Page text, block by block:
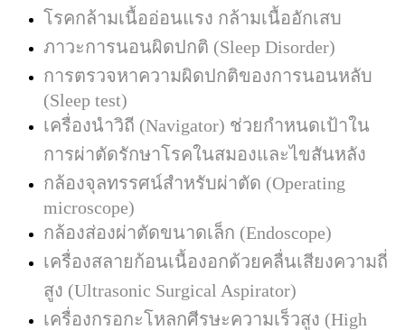
โรคกล้ามเนื้ออ่อนแรง กล้ามเนื้ออักเสบ
ภาวะการนอนผิดปกติ (Sleep Disorder)
การตรวจหาความผิดปกติของการนอนหลับ
(Sleep test)
เครื่องนำวิถี (Navigator) ช่วยกำหนดเป้าใน
การผ่าตัดรักษาโรคในสมองและไขสันหลัง
กล้องจุลทรรศน์สำหรับผ่าตัด (Operating
microscope)
กล้องส่องผ่าตัดขนาดเล็ก (Endoscope)
เครื่องสลายก้อนเนื้องอกด้วยคลื่นเสียงความถี่
สูง (Ultrasonic Surgical Aspirator)
เครื่องกรอกะโหลกศีรษะความเร็วสูง (High